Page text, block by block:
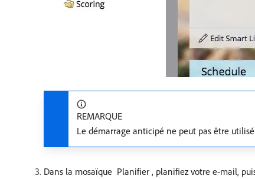
REMARQUE
Le démarrage anticipé ne peut pas être
Dans la mosaïque ​ Planifier ​, planifiez votre e-mail,